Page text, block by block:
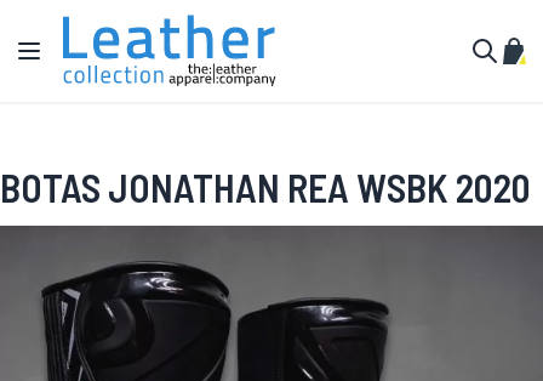
Pular para o conteúdo
Alternar Nav
BOTAS JONATHAN REA WSBK 2020